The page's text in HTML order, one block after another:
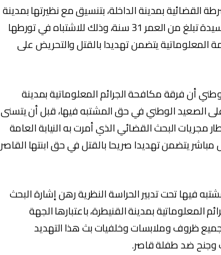
القضائية بمدينة الداخلة، بتنسيق مع نظيرتها بمدينة
القنيطرة، أمس الاثنين، من توقيف سيدة تبلغ من العمر 31 سنة، وذلك للاشتباه في تورطها
يتضمن تهديدا بالقتل والتحريض على
أن فرقة مكافحة الجرائم المعلوماتية بمدينة
الصعيد الوطني في حق المشتبه فيها، قبل أن يتسنى
مجريات البحث القضائي الذي أمرت به النيابة العامة
مباشر يتضمن تهديدا صريحا بالقتل في حق ابنتها القاصر
فيها تحت تدبير الحراسة النظرية رهن إشارة البحث
بمدينة القنيطرة، باعتبارها الجهة
ظروف وملابسات وخلفيات بث هذا التهديد
وجنح ضد طفلة قاصر.